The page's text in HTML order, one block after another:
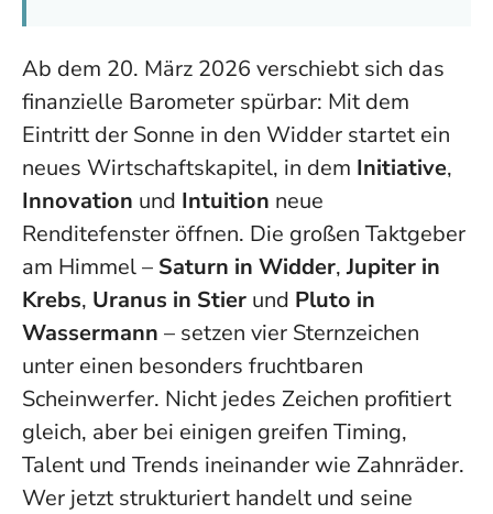
Ab dem 20. März 2026 verschiebt sich das
finanzielle Barometer spürbar: Mit dem
Eintritt der Sonne in den Widder startet ein
neues Wirtschaftskapitel, in dem Initiative,
Innovation und Intuition neue
Renditefenster öffnen. Die großen Taktgeber
am Himmel – Saturn in Widder,Jupiter in
Krebs, Uranus in Stier und Pluto in
Wassermann – setzen vier Sternzeichen
unter einen besonders fruchtbaren
Scheinwerfer. Nicht jedes Zeichen profitiert
gleich, aber bei einigen greifen Timing,
Talent und Trends ineinander wie Zahnräder.
Wer jetzt strukturiert handelt und seine